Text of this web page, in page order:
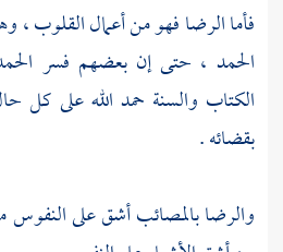
فأما الرضا فهو من أعمال القلوب ،
الحمد ، حتى إن بعضهم فسر
الكتاب والسنة حمد الله على
بقضائه .
والرضا بالمصائب أشق على النفوس